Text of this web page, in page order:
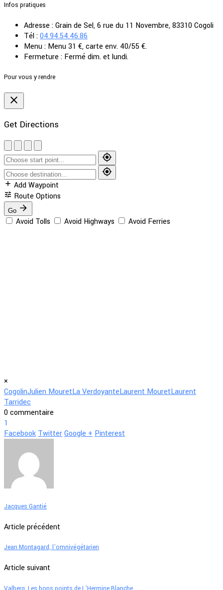
Infos pratiques
Adresse :Grain de Sel, 6 rue du 11 Novembre, 83310 Cogoli
Tél :04.94.54.46.86
Menu : Menu 31 €, carte env. 40/55 €.
Fermeture : Fermé dim. et lundi.
Pour vous y rendre
Get Directions
Add Waypoint
Route Options
Go
Avoid Tolls Avoid Highways Avoid Ferries
×
CogolinJulien MouretLa VerdoyanteLaurent MouretLaurent
Tarridec
0 commentaire
1
Facebook TwitterGoogle + Pinterest
Jacques Gantié
Article précédent
Jean Montagard, l’omnivégétarien
Article suivant